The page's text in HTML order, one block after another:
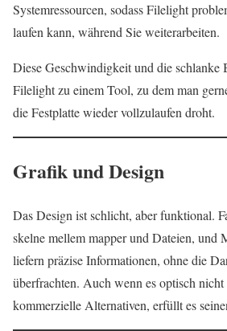
Systemressourcen, sodass Filelight
laufen kann, während Sie weiterarbeiten.
Diese Geschwindigkeit und die schlanke
Filelight zu einem Tool, zu dem man
die Festplatte wieder vollzulaufen droht.
Grafik und Design
Das Design ist schlicht, aber funktional.
skelne mellem mapper und Dateien, und
liefern präzise Informationen, ohne die
überfrachten. Auch wenn es optisch
kommerzielle Alternativen, erfüllt es